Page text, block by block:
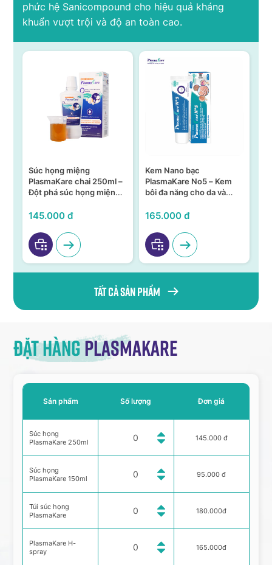
phức hệ Sanicompound cho hiệu quả kháng
khuẩn vượt trội và độ an toàn cao.
Súc họng miệng
PlasmaKare chai 250ml –
Đột phá súc họng miệng
145.000 đ
Kem Nano bạc
PlasmaKare No5 – Kem
bôi đa năng cho da và
165.000 đ
Tất cả sản phẩm
Đặt hàngPlasmakare
Sản phẩm
Súc họng
PlasmaKare 250ml
Súc họng
PlasmaKare 150ml
Túi súc họng
PlasmaKare
PlasmaKare H-
spray
Số lượng Đơn giá
145.000 đ
95.000 đ
180.000đ
165.000đ